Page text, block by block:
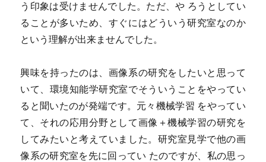
う印象は受けませんでした。ただ、や ろうとしてい
ることが多いため、すぐにはどういう研究室なのか
という理解が出来ませんでした。
興味を持ったのは、画像系の研究をしたいと思って
いて、環境知能学研究室でそういうことをやってい
ると聞いたのが発端です。元々機械学習 をやってい
て、それの応用分野として画像＋機械学習の研究を
してみたいと考えていました。研究室見学で他の画
像系の研究室を先に回ってい たのですが、私の思っ